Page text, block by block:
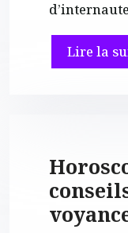
Lire la